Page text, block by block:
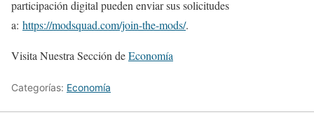
participación digital pueden enviar sus solicitudes
a: https://modsquad.com/join-the-mods/.
Visita Nuestra Sección deEconomía
Categorías: Economía